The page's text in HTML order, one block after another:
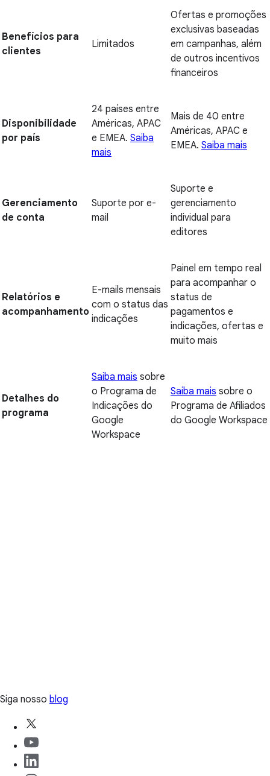
Benefícios para
clientes
Limitados
Ofertas e promoções
exclusivas baseadas
em campanhas, além
de outros incentivos
financeiros
Disponibilidade
por país
24 países entre
Américas, APAC
e EMEA. Saiba
mais
Mais de 40 entre
Américas, APAC e
EMEA. Saiba mais
Gerenciamento
de conta
Suporte por e-
mail
Suporte e
gerenciamento
individual para
editores
Relatórios e
acompanhamento
E-mails mensais
com o status das
indicações
Painel em tempo real
para acompanhar o
status de
pagamentos e
indicações, ofertas e
muito mais
Detalhes do
programa
Saiba mais sobre
o Programa de
Indicações do
Google
Workspace
Saiba mais sobre o
Programa de Afiliados
do Google Workspace
Siga nosso blog